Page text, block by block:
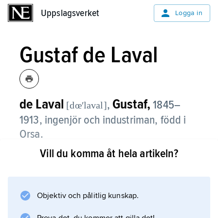
Uppslagsverket Logga in
Gustaf de Laval
de Laval [dœʹlaval], Gustaf, 1845–
1913, ingenjör och industriman, född i
Orsa.
Gustaf de Laval avlade 1866 examen vid
koncentrerat sig på mekaniken övergick han
Vill du komma åt hela artikeln?
Objektiv och pålitlig kunskap.